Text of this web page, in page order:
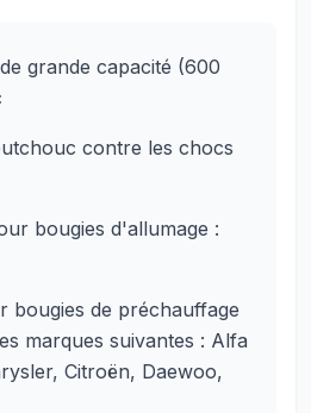
grande capacité (600
contre les chocs
bougies d'allumage :
bougies de préchauffage
marques suivantes : Alfa
Citroën, Daewoo,